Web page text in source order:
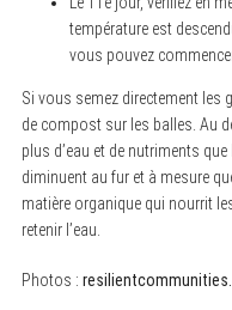
température est
vous pouvez
Si vous semez directement les
de compost sur les balles. Au
plus d’eau et de nutriments
diminuent au fur et à mesure
matière organique qui nourrit
retenir l’eau.
Photos :
e
a
c
f